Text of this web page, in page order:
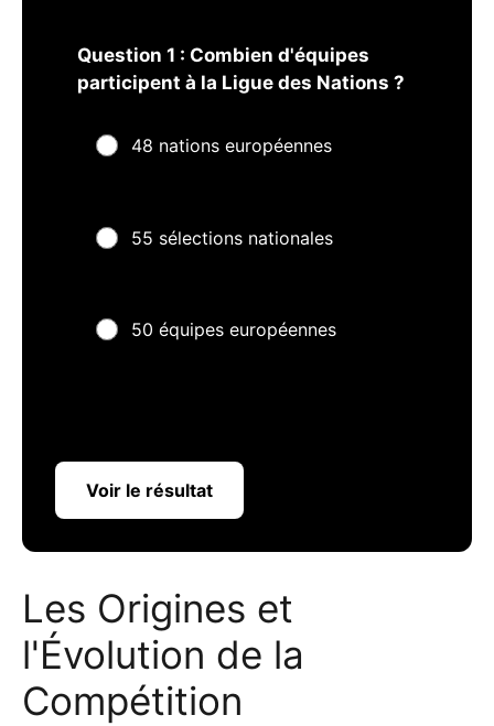
Question 1 : Combien d'équipes
participent à la Ligue des Nations ?
48 nations européennes
55 sélections nationales
50 équipes européennes
Voir le résultat
Les Origines et
l'Évolution de la
Compétition